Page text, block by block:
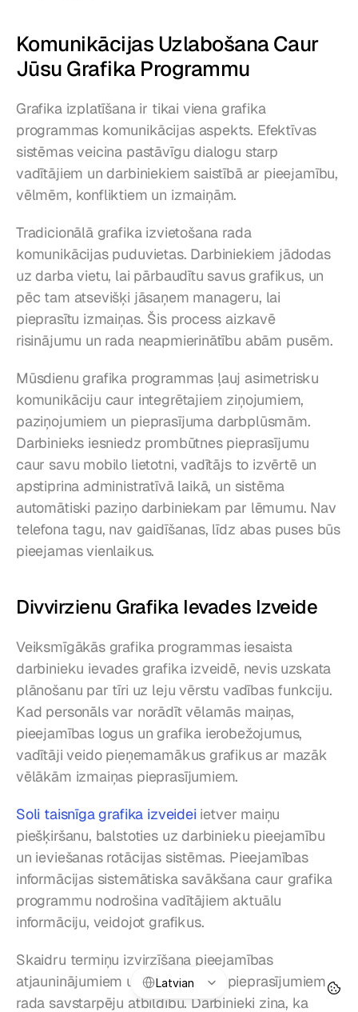
Komunikācijas Uzlabošana Caur
Jūsu Grafika Programmu
Grafika izplatīšana ir tikai viena grafika
programmas komunikācijas aspekts. Efektīvas
sistēmas veicina pastāvīgu dialogu starp
vadītājiem un darbiniekiem saistībā ar pieejamību,
vēlmēm, konfliktiem un izmaiņām.
Tradicionālā grafika izvietošana rada
komunikācijas puduvietas. Darbiniekiem jādodas
uz darba vietu, lai pārbaudītu savus grafikus, un
pēc tam atsevišķi jāsaņem manageru, lai
pieprasītu izmaiņas. Šis process aizkavē
risinājumu un rada neapmierinātību abām pusēm.
Mūsdienu grafika programmas ļauj asimetrisku
komunikāciju caur integrētajiem ziņojumiem,
paziņojumiem un pieprasījuma darbplūsmām.
Darbinieks iesniedz prombūtnes pieprasījumu
caur savu mobilo lietotni, vadītājs to izvērtē un
apstiprina administratīvā laikā, un sistēma
automātiski paziņo darbiniekam par lēmumu. Nav
telefona tagu, nav gaidīšanas, līdz abas puses būs
pieejamas vienlaikus.
Divvirzienu Grafika Ievades Izveide
Veiksmīgākās grafika programmas iesaista
darbinieku ievades grafika izveidē, nevis uzskata
plānošanu par tīri uz leju vērstu vadības funkciju.
Kad personāls var norādīt vēlamās maiņas,
pieejamības logus un grafika ierobežojumus,
vadītāji veido pieņemamākus grafikus ar mazāk
vēlākām izmaiņas pieprasījumiem.
Soli taisnīga grafika izveidei ietver maiņu
piešķiršanu, balstoties uz darbinieku pieejamību
un ieviešanas rotācijas sistēmas. Pieejamības
informācijas sistemātiska savākšana caur grafika
programmu nodrošina vadītājiem aktuālu
informāciju, veidojot grafikus.
Skaidru termiņu izvirzīšana pieejamības
atjauninājumiem un prombūtnes pieprasījumiem
rada savstarpēju atbildību. Darbinieki zina, ka
Latvian